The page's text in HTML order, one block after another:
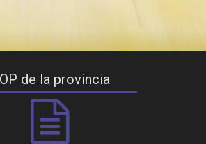
de la provincia